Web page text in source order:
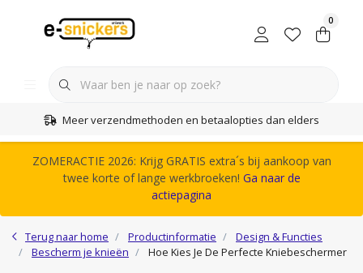
0
Meer verzendmethoden en betaalopties dan elders
ZOMERACTIE 2026: Krijg GRATIS extra´s bij aankoop van
twee korte of lange werkbroeken! Ga naar de
actiepagina
Terug naar home Productinformatie
Design & Functies
Bescherm je knieën
Hoe Kies Je De Perfecte Kniebeschermer